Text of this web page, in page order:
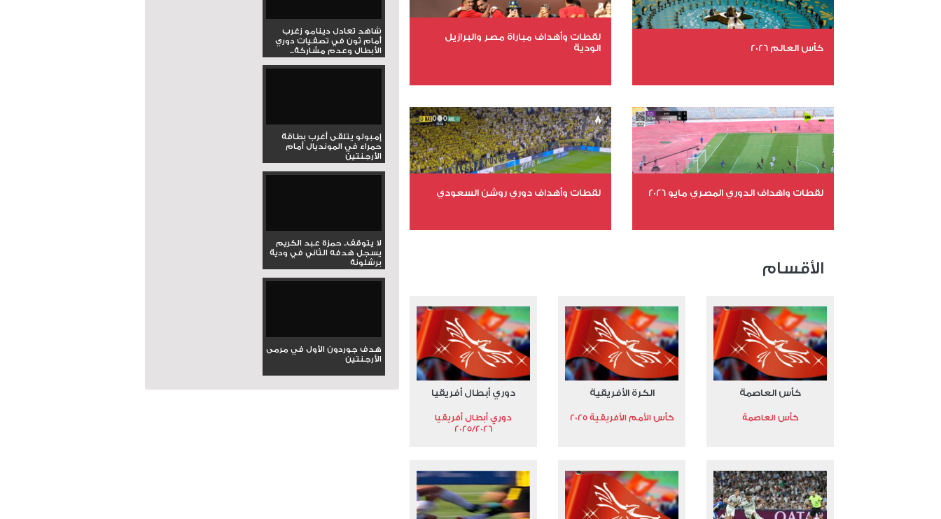
كأس العالم 2026
عدد المشاهدات 11135
لقطات وأهداف مباراة مصر والبرازيل
الودية
عدد المشاهدات 15920
لقطات واهداف الدوري المصري مايو 2026 لقطات وأهداف دوري روشن السعودي
الأقسام
كأس العاصمة
كأس العاصمة
الكرة الأفريقية
كأس الأمم الأفريقية 2025
دوري أبطال أفريقيا
دوري أبطال أفريقيا
2025/2026
شاهد تعادل دينامو زغرب
أمام ثون في تصفيات دوري
الأبطال وعدم مشاركة...
إمبولو يتلقى أغرب بطاقة
حمراء في المونديال أمام
الأرجنتين
لا يتوقف.. حمزة عبد الكريم
يسجل هدفه الثاني في ودية
برشلونة
هدف جوردون الأول في مرمى
الأرجنتين